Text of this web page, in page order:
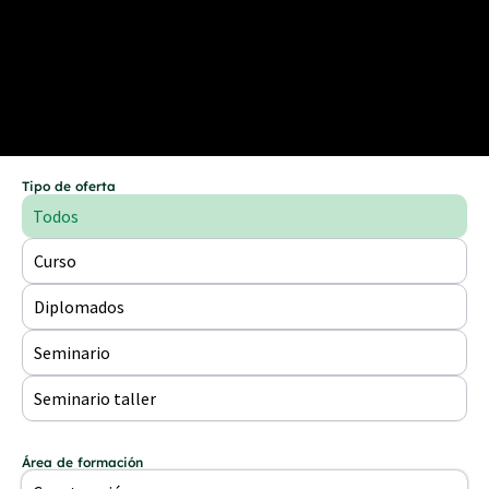
Tipo de oferta
Curso
Diplomados
Seminario
Seminario taller
Todos
Área de formación